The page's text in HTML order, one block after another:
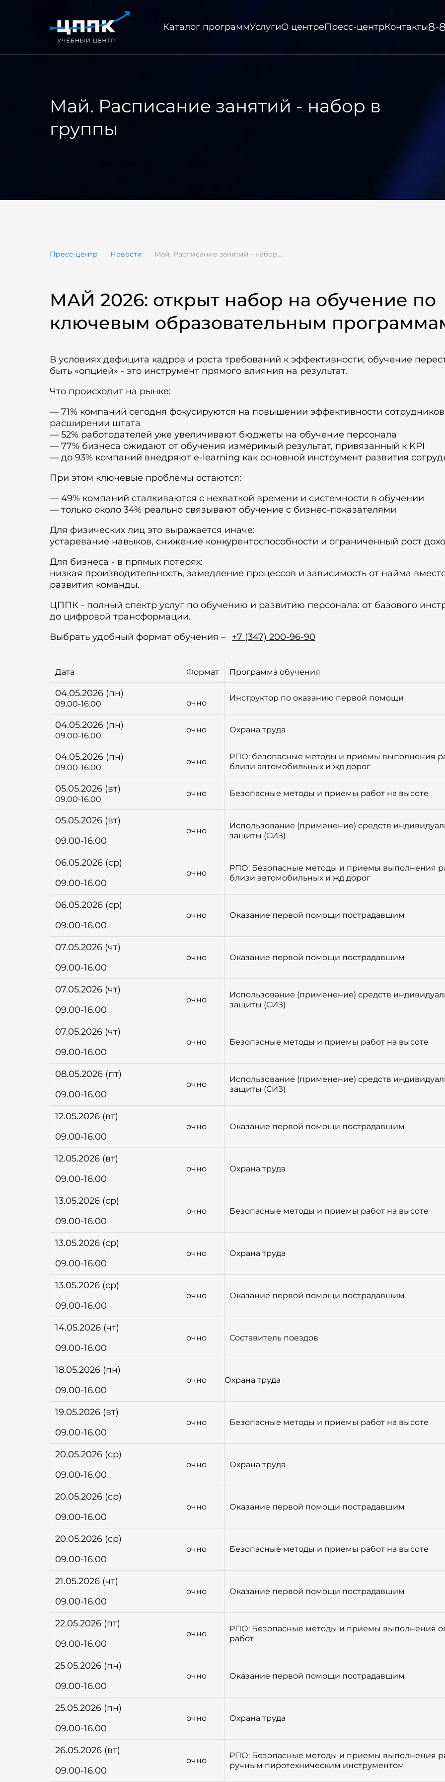
Каталог программУслугиО центреПресс-центрКонтакты8-
Май. Расписание занятий - набор в
группы
Пресс-центр Новости Май. Расписание занятий - набор в группы
МАЙ 2026: открыт набор на обучение по
ключевым образовательным
В условиях дефицита кадров и роста требований к эффективности, обучение
быть «опцией» - это инструмент прямого влияния на результат.
Что происходит на рынке:
— 71% компаний сегодня фокусируются на повышении эффективности
расширении штата
— 52% работодателей уже увеличивают бюджеты на обучение персонала
— 77% бизнеса ожидают от обучения измеримый результат, привязанный к KPI
— до 93% компаний внедряют e-learning как основной инструмент развития
При этом ключевые проблемы остаются:
— 49% компаний сталкиваются с нехваткой времени и системности в обучении
— только около 34% реально связывают обучение с бизнес-показателями
Для физических лиц это выражается иначе:
устаревание навыков, снижение конкурентоспособности и ограниченный рост
Для бизнеса - в прямых потерях:
низкая производительность, замедление процессов и зависимость от найма
развития команды.
ЦППК - полный спектр услуг по обучению и развитию персонала: от базового
до цифровой трансформации.
Выбрать удобный формат обучения –
+7 (347) 200-96-90
Дата Формат Программа обучения
04.05.2026 (пн)
09.00-16.00 очно
Инструктор по оказанию первой помощи
04.05.2026 (пн)
09.00-16.00
очно Охрана труда
04.05.2026 (пн)
09.00-16.00
очно
РПО: безопасные методы и приемы выполнения
близи автомобильных и жд дорог
05.05.2026 (вт)
09.00-16.00
очно Безопасные методы и приемы работ на высоте
05.05.2026 (вт)
09.00-16.00
очно
Использование (применение) средств
защиты (СИЗ)
06.05.2026 (ср)
09.00-16.00
очно
РПО: Безопасные методы и приемы выполнения
близи автомобильных и жд дорог
06.05.2026 (ср)
09.00-16.00
очно Оказание первой помощи пострадавшим
07.05.2026 (чт)
09.00-16.00
очно Оказание первой помощи пострадавшим
07.05.2026 (чт)
09.00-16.00
очно
Использование (применение) средств
защиты (СИЗ)
07.05.2026 (чт)
09.00-16.00
очно Безопасные методы и приемы работ на высоте
08.05.2026 (пт)
09.00-16.00
очно
Использование (применение) средств
защиты (СИЗ)
12.05.2026 (вт)
09.00-16.00
очно Оказание первой помощи пострадавшим
12.05.2026 (вт)
09.00-16.00
очно Охрана труда
13.05.2026 (ср)
09.00-16.00
очно Безопасные методы и приемы работ на высоте
13.05.2026 (ср)
09.00-16.00
очно Охрана труда
13.05.2026 (ср)
09.00-16.00
очно Оказание первой помощи пострадавшим
14.05.2026 (чт)
09.00-16.00
очно Составитель поездов
18.05.2026 (пн)
09.00-16.00
очно Охрана труда
19.05.2026 (вт)
09.00-16.00
очно Безопасные методы и приемы работ на высоте
20.05.2026 (ср)
09.00-16.00
очно Охрана труда
20.05.2026 (ср)
09.00-16.00
очно Оказание первой помощи пострадавшим
20.05.2026 (ср)
09.00-16.00
очно Безопасные методы и приемы работ на высоте
21.05.2026 (чт)
09.00-16.00
очно Оказание первой помощи пострадавшим
22.05.2026 (пт)
09.00-16.00
очно
РПО: Безопасные методы и приемы выполнения
работ
25.05.2026 (пн)
09.00-16.00
очно Оказание первой помощи пострадавшим
25.05.2026 (пн)
09.00-16.00
очно Охрана труда
26.05.2026 (вт)
09.00-16.00
очно
РПО: Безопасные методы и приемы выполнения
ручным пиротехническим инструментом